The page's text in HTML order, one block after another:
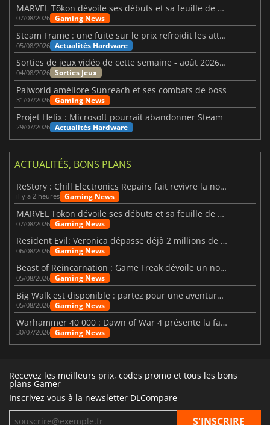
MARVEL Tōkon dévoile ses débuts et sa feuille de route
07/08/2026 Gaming News
Steam Frame : une fuite sur le prix refroidit les attentes VR
05/08/2026 Actualités Hardware
Sorties de jeux vidéo de cette semaine - août 2026 (semaine 32)
04/08/2026 Sorties Jeux
Palworld améliore Sunreach et ses combats de boss
31/07/2026 Gaming News
Projet Helix : Microsoft pourrait abandonner Steam
29/07/2026 Actualités Hardware
ACTUALITÉS, BONS PLANS
ReStory : Chill Electronics Repairs fait revivre la nostalgie des années 2000
il y a 2 heures Gaming News
MARVEL Tōkon dévoile ses débuts et sa feuille de route
07/08/2026 Gaming News
Resident Evil: Veronica dépasse déjà 2 millions de wishlists
06/08/2026 Gaming News
Beast of Reincarnation : Game Freak dévoile un nouveau pari
05/08/2026 Gaming News
Big Walk est disponible : partez pour une aventure entre amis
05/08/2026 Gaming News
Warhammer 40 000 : Dawn of War 4 présente la faction des Nécrons
30/07/2026 Gaming News
Recevez les meilleurs prix, codes promo et tous les bons
plans Gamer
Inscrivez vous à la newsletter DLCompare